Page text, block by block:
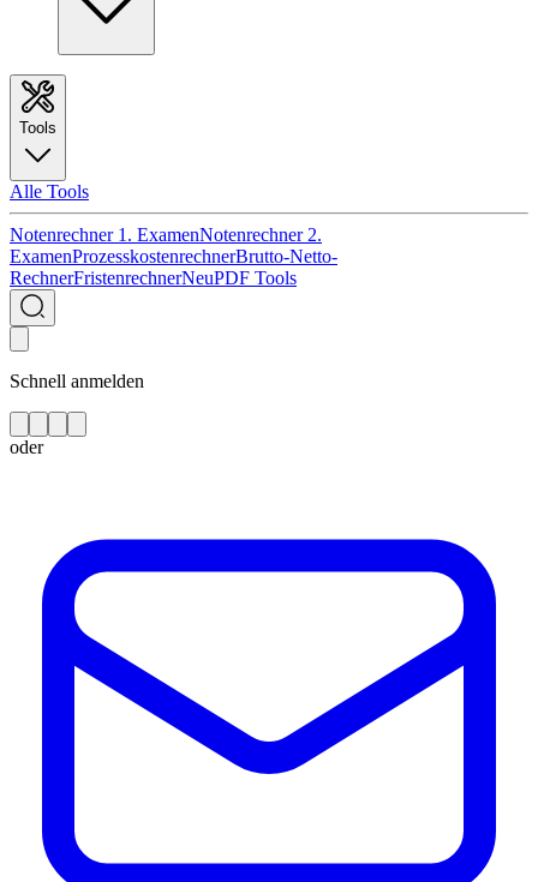
Tools
Alle Tools
Notenrechner 1. ExamenNotenrechner 2.
ExamenProzesskostenrechnerBrutto-Netto-
RechnerFristenrechnerNeuPDF Tools
Schnell anmelden
oder